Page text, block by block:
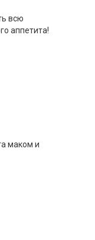
всю
аппетита!
маком и